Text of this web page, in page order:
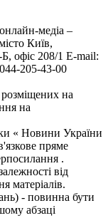
медіа –
Київ,
208/1 E-mail:
205-43-00
розміщених на
на
« Новини України
пряме
.
від
матеріалів.
- повинна бути
абзаці